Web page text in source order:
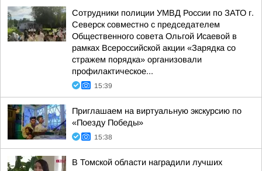
Сотрудники полиции УМВД России по ЗАТО г.
Северск совместно с председателем
Общественного совета Ольгой Исаевой в
рамках Всероссийской акции «Зарядка со
стражем порядка» организовали
профилактическое...
15:39
Приглашаем на виртуальную экскурсию по
«Поезду Победы»
15:38
В Томской области наградили лучших